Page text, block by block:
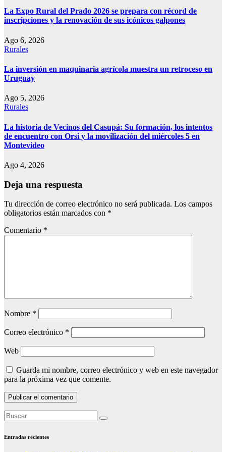
La Expo Rural del Prado 2026 se prepara con récord de
inscripciones y la renovación de sus icónicos galpones
Ago 6, 2026
Rurales
La inversión en maquinaria agrícola muestra un retroceso en
Uruguay
Ago 5, 2026
Rurales
La historia de Vecinos del Casupá: Su formación, los intentos
de encuentro con Orsi y la movilización del miércoles 5 en
Montevideo
Ago 4, 2026
Deja una respuesta
Tu dirección de correo electrónico no será publicada. Los campos
obligatorios están marcados con *
Comentario *
Nombre *
Correo electrónico *
Web
Guarda mi nombre, correo electrónico y web en este navegador
para la próxima vez que comente.
Entradas recientes